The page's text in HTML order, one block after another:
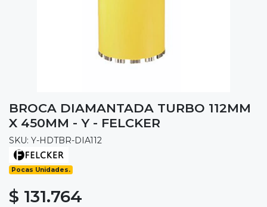
BROCA DIAMANTADA TURBO 112MM
X 450MM - Y - FELCKER
SKU: Y-HDTBR-DIA112
Pocas Unidades.
$ 131.764